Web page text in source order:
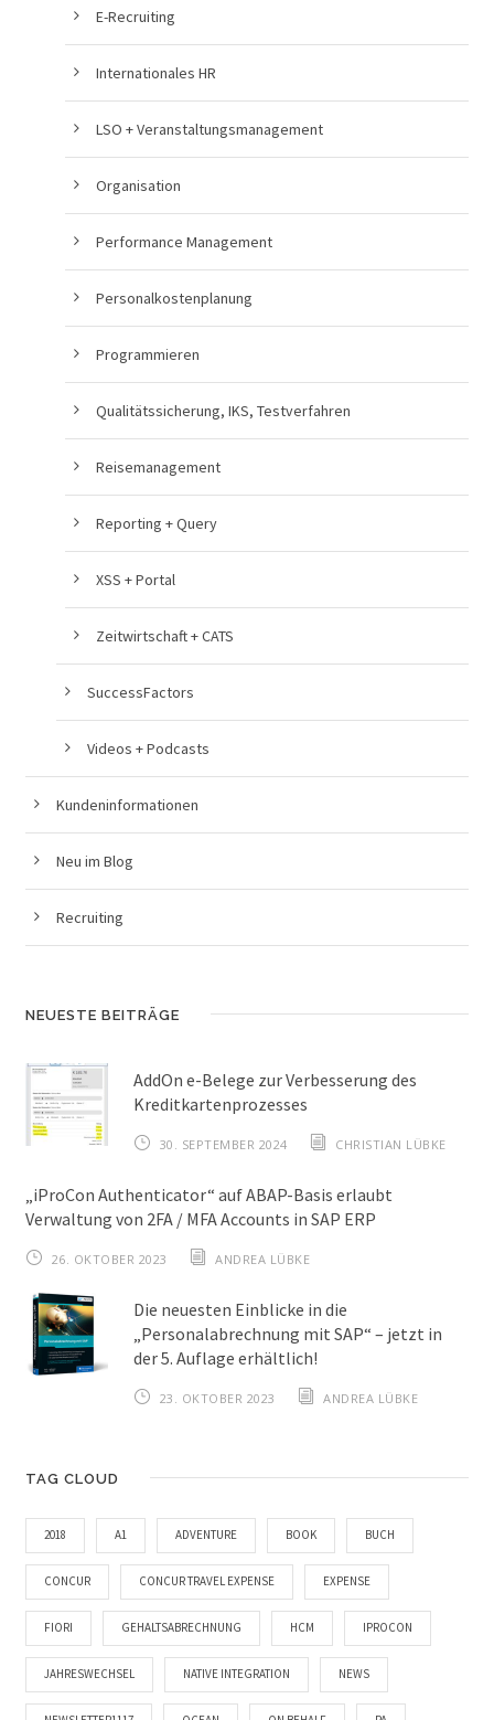
E-Recruiting
Internationales HR
LSO + Veranstaltungsmanagement
Organisation
Performance Management
Personalkostenplanung
Programmieren
Qualitätssicherung, IKS, Testverfahren
Reisemanagement
Reporting + Query
XSS + Portal
Zeitwirtschaft + CATS
SuccessFactors
Videos + Podcasts
Kundeninformationen
Neu im Blog
Recruiting
NEUESTE BEITRÄGE
AddOn e-Belege zur Verbesserung des
Kreditkartenprozesses
30. SEPTEMBER 2024 CHRISTIAN LÜBKE
„iProCon Authenticator“ auf ABAP-Basis erlaubt
Verwaltung von 2FA / MFA Accounts in SAP ERP
26. OKTOBER 2023 ANDREA LÜBKE
Die neuesten Einblicke in die
„Personalabrechnung mit SAP“ – jetzt in
der 5. Auflage erhältlich!
23. OKTOBER 2023 ANDREA LÜBKE
TAG CLOUD
2018 A1 ADVENTURE BOOK BUCH
CONCUR CONCUR TRAVEL EXPENSE EXPENSE
FIORI GEHALTSABRECHNUNG HCM IPROCON
JAHRESWECHSEL NATIVE INTEGRATION NEWS